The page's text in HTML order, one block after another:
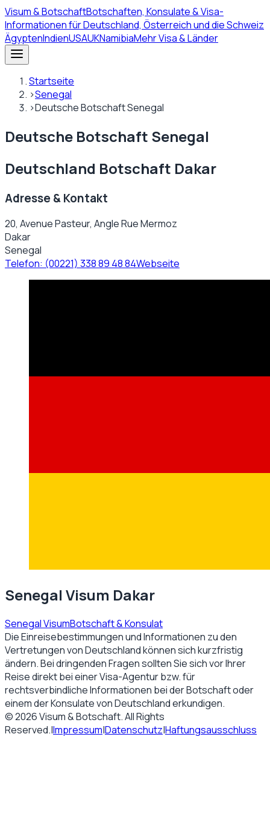
Visum& BotschaftBotschaften, Konsulate & Visa-
Informationen für Deutschland, Österreich und die Schweiz
ÄgyptenIndienUSAUKNamibiaMehr Visa & Länder
Startseite
›Senegal
›Deutsche Botschaft Senegal
Deutsche Botschaft Senegal
Deutschland Botschaft Dakar
Adresse & Kontakt
20, Avenue Pasteur, Angle Rue Mermoz
Dakar
Senegal
Telefon: (00221) 338 89 48 84Webseite
Senegal Visum Dakar
Senegal VisumBotschaft & Konsulat
Die Einreisebestimmungen und Informationen zu den
Vertretungen vonDeutschlandkönnen sich kurzfristig
ändern. Bei dringenden Fragen sollten Sie sich vor Ihrer
Reise direkt bei einer Visa-Agentur bzw. für
rechtsverbindliche Informationen bei der Botschaft oder
einem der Konsulate vonDeutschlanderkundigen.
©2026Visum & Botschaft. All Rights
Reserved.|Impressum|Datenschutz|Haftungsausschluss